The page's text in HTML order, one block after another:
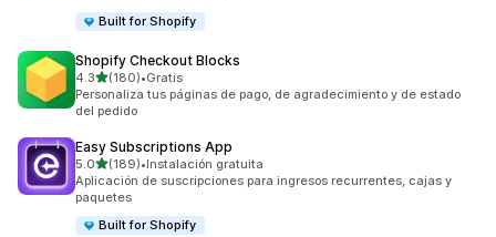
Built for Shopify
Shopify Checkout Blocks
4.3de 5 estrellas
(180)
180 reseñas en total
•Gratis
Personaliza tus páginas de pago, de agradecimiento y de estado
del pedido
Easy Subscriptions App
5.0de 5 estrellas
(189)
189 reseñas en total
•Instalación gratuita
Aplicación de suscripciones para ingresos recurrentes, cajas y
paquetes
Built for Shopify